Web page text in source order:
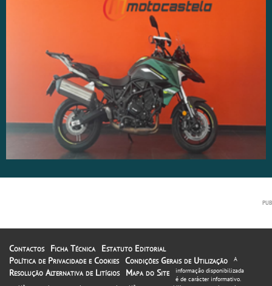
Contactos Ficha Técnica
Estatuto Editorial
Política de Privacidade e Cookies Condições Gerais de Utilização
Resolução Alternativa de Litígios
Mapa do Site
A
informação disponibilizada
é de carácter informativo.